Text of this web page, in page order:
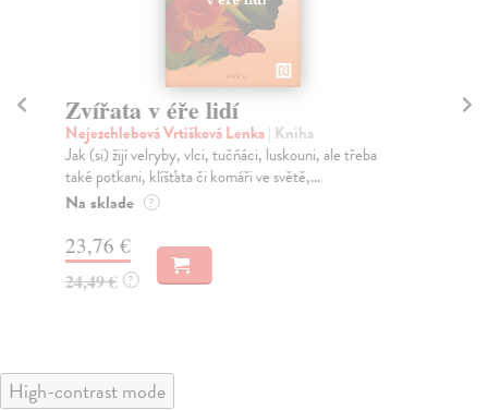
Zvířata v éře lidí
Nejezchlebová Vrtišková Lenka| Kniha
Jak (si) žijí velryby, vlci, tučňáci, luskouni, ale třeba
také potkani, klíšťata či komáři ve světě,...
Na sklade ?
23,76 €
24,49 € ?
High-contrast mode